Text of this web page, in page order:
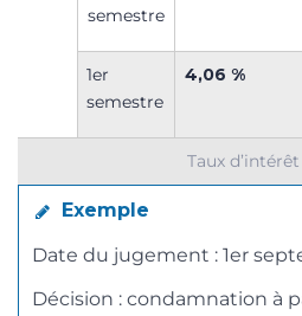
Taux
semestre
1er
semestre
4,06 %
Exemple
Date du jugement : 1er
Décision : condamnation à